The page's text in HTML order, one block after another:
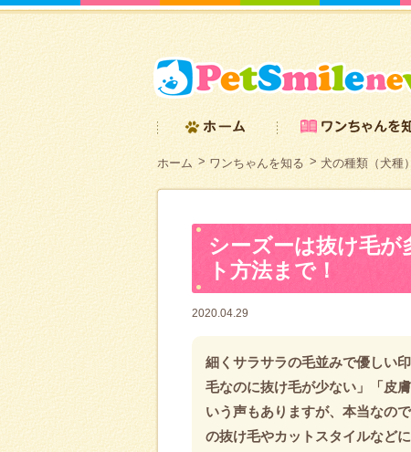
ホーム ワンちゃんを知る 犬の種類（犬種）
シーズーは抜け毛
ト方法まで！
2020.04.29
細くサラサラの毛並みで優しい
毛なのに抜け毛が少ない」「皮
いう声もありますが、本当なの
の抜け毛やカットスタイルなど